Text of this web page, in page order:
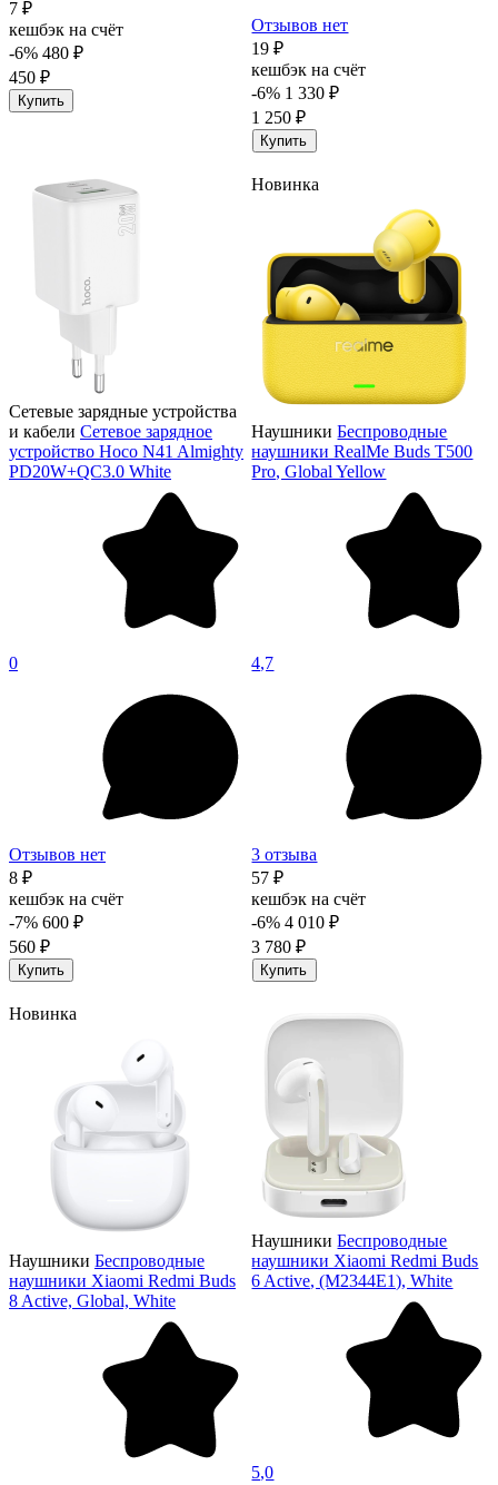
7 ₽
кешбэк на счёт
-6% 480 ₽
450 ₽
Купить
Отзывов нет
19 ₽
кешбэк на счёт
-6% 1 330 ₽
1 250 ₽
Купить
Сетевые зарядные устройства
и кабели Сетевое зарядное
устройство Hoco N41 Almighty
PD20W+QC3.0 White
0
Отзывов нет
8 ₽
кешбэк на счёт
-7% 600 ₽
560 ₽
Купить
Новинка
Наушники Беспроводные
наушники RealMe Buds T500
Pro, Global Yellow
4,7
3 отзыва
57 ₽
кешбэк на счёт
-6% 4 010 ₽
3 780 ₽
Купить
Новинка
Наушники Беспроводные
наушники Xiaomi Redmi Buds
8 Active, Global, White
Наушники Беспроводные
наушники Xiaomi Redmi Buds
6 Active, (M2344E1), White
5,0